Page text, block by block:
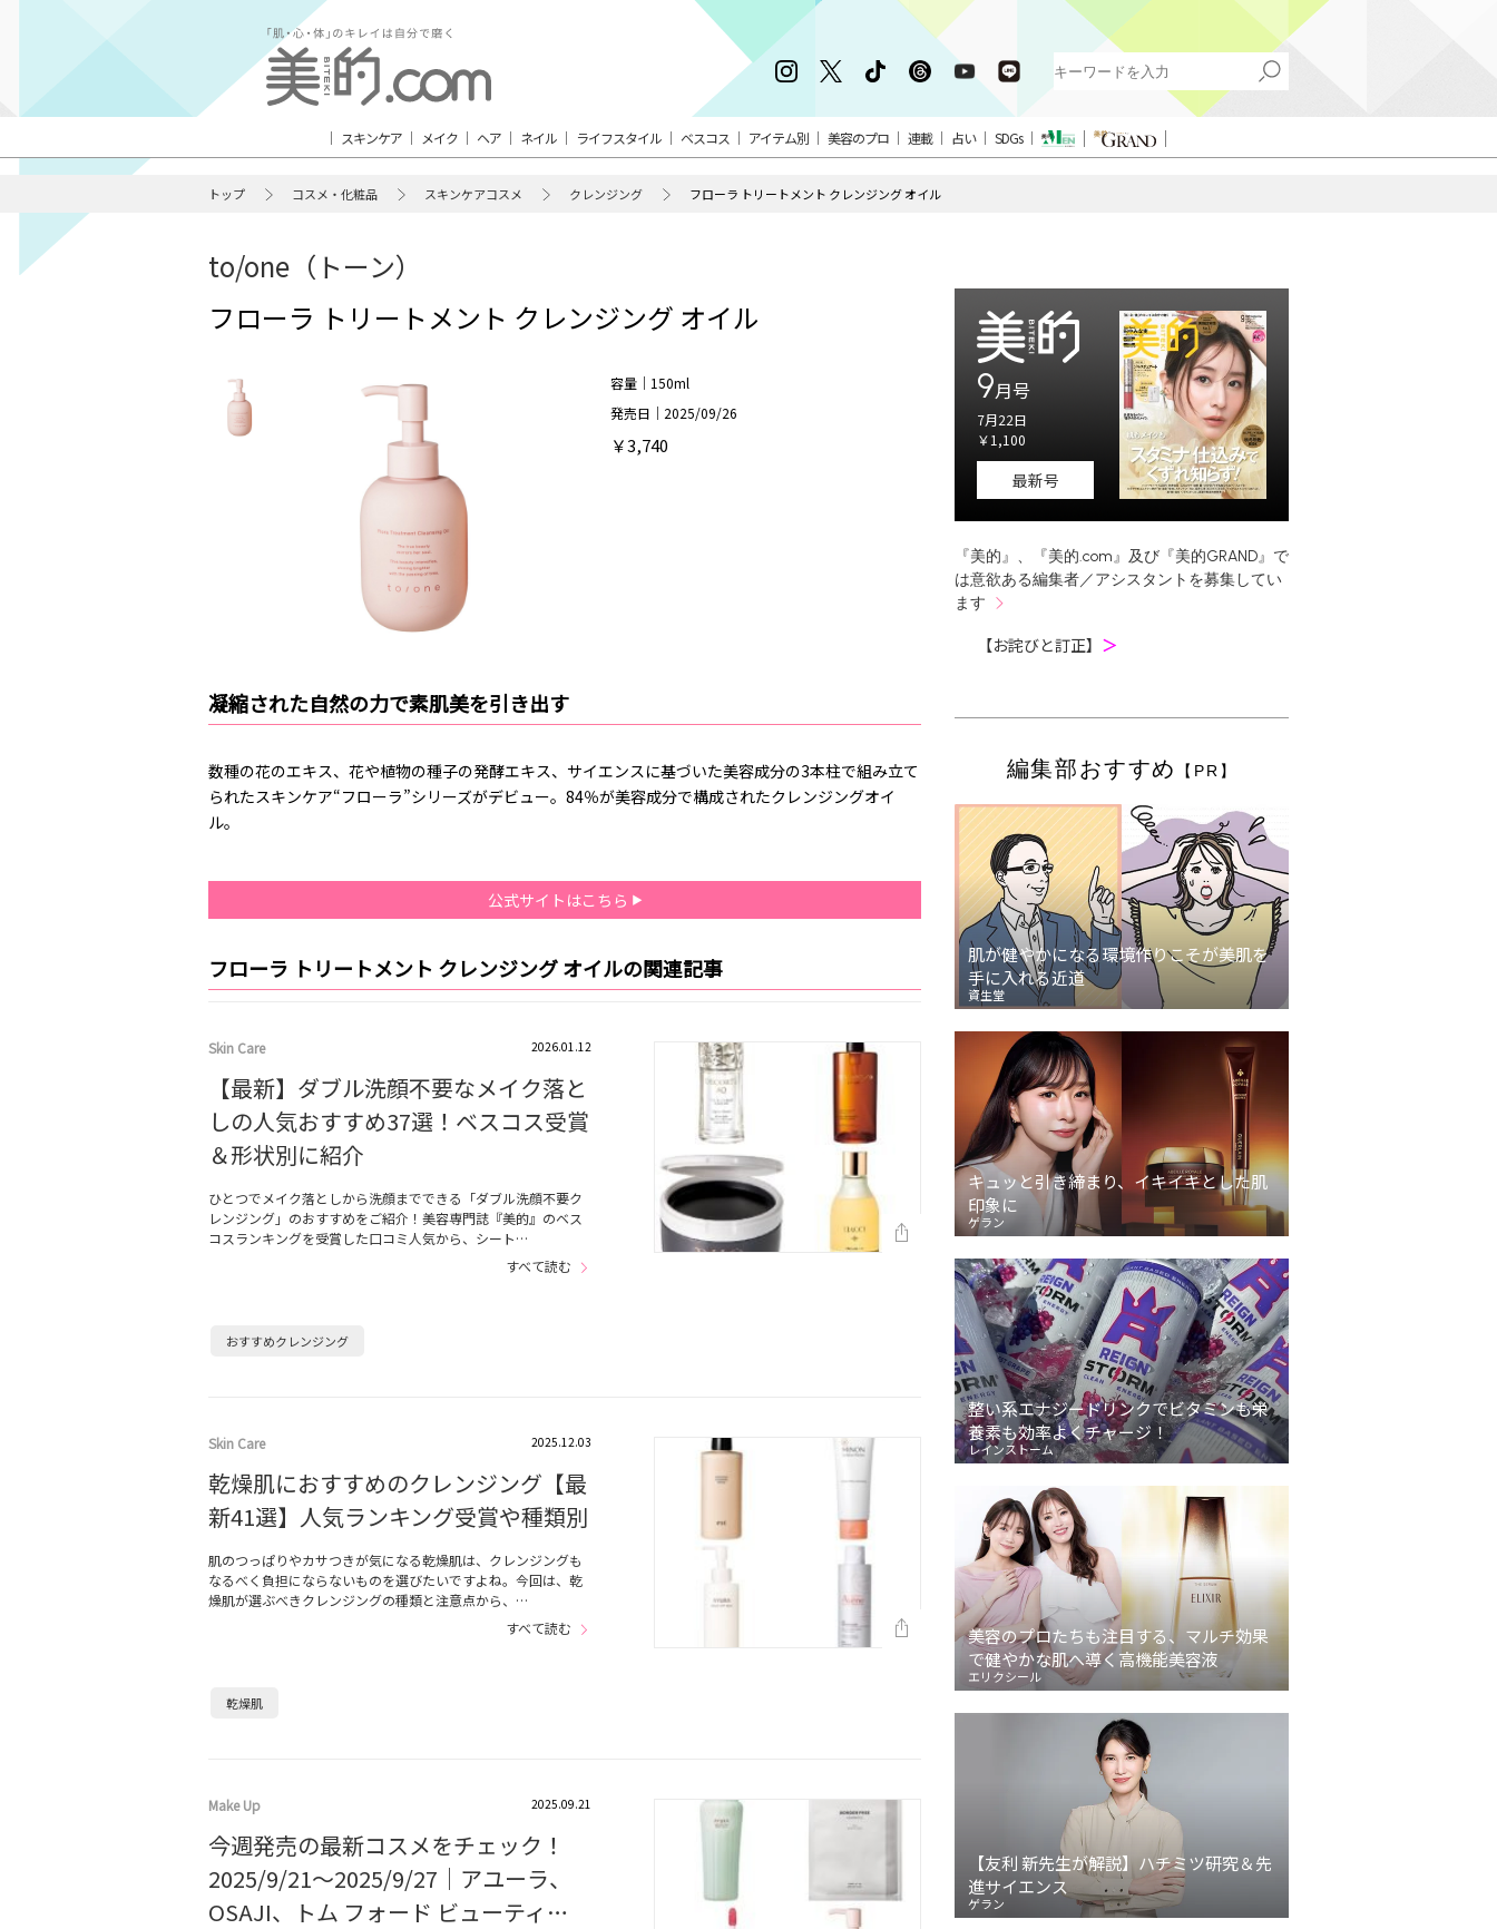
スキンケア メイク ヘア ネイル ライフスタイル ベスコス アイテム別 美容のプロ 連載 占い SDGs
トップ コスメ・化粧品 スキンケアコスメ クレンジング フローラ トリートメント クレンジング オイル
to/one（トーン）
フローラ トリートメント クレンジング オイル
容量｜150ml
発売日｜2025/09/26
￥3,740
凝縮された自然の力で素肌美を引き出す
数種の花のエキス、花や植物の種子の発酵エキス、サイエンスに基づいた美容成分の3本柱で組み立て
られたスキンケア“フローラ”シリーズがデビュー。84％が美容成分で構成されたクレンジングオイ
ル。
公式サイトはこちら
フローラ トリートメント クレンジング オイルの関連記事
Skin Care 2026.01.12
【最新】ダブル洗顔不要なメイク落と
しの人気おすすめ37選！ベスコス受賞
＆形状別に紹介
ひとつでメイク落としから洗顔までできる「ダブル洗顔不要ク
レンジング」のおすすめをご紹介！美容専門誌『美的』のベス
コスランキングを受賞した口コミ人気から、シート…
すべて読む
おすすめクレンジング
Skin Care 2025.12.03
乾燥肌におすすめのクレンジング【最
新41選】人気ランキング受賞や種類別
肌のつっぱりやカサつきが気になる乾燥肌は、クレンジングも
なるべく負担にならないものを選びたいですよね。今回は、乾
燥肌が選ぶべきクレンジングの種類と注意点から、…
すべて読む
乾燥肌
Make Up 2025.09.21
今週発売の最新コスメをチェック！
2025/9/21～2025/9/27｜アユーラ、
OSAJI、トム フォード ビューティ…
9月号
7月22日
￥1,100
最新号
『美的』、『美的.com』及び『美的GRAND』で
は意欲ある編集者／アシスタントを募集してい
ます
【お詫びと訂正】 ＞
編集部おすすめ 【PR】
肌が健やかになる環境作りこそが美肌を
手に入れる近道
資生堂
キュッと引き締まり、イキイキとした肌
印象に
ゲラン
整い系エナジードリンクでビタミンも栄
養素も効率よくチャージ！
レインストーム
美容のプロたちも注目する、マルチ効果
で健やかな肌へ導く高機能美容液
エリクシール
【友利 新先生が解説】ハチミツ研究＆先
進サイエンス
ゲラン